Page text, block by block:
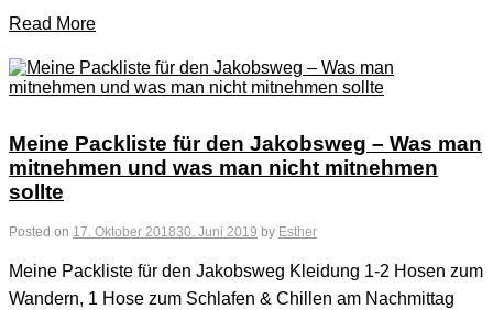
Read More
Meine Packliste für den Jakobsweg – Was man
mitnehmen und was man nicht mitnehmen
sollte
Posted on 17. Oktober 201830. Juni 2019 by Esther
Meine Packliste für den Jakobsweg Kleidung 1-2 Hosen zum
Wandern, 1 Hose zum Schlafen & Chillen am Nachmittag